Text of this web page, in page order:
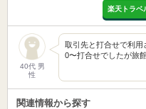
楽天トラベ
40代 男
性
取引先と打合せで利用
0〜打合せでしたが旅
関連情報から探す